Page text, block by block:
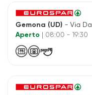
Gemona (UD) - Via
Aperto
| 08:00 - 19:30